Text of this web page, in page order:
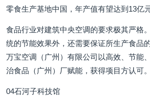
零食生产基地中国，年产值有望达到13亿元
食品行业对建筑中央空调的要求极其严格
统的节能效果外，还需要保证所生产食品
万宝空调（广州）有限公司以高效、节能
治食品（广州）厂赋能，获得项目方认可。
04石河子科技馆